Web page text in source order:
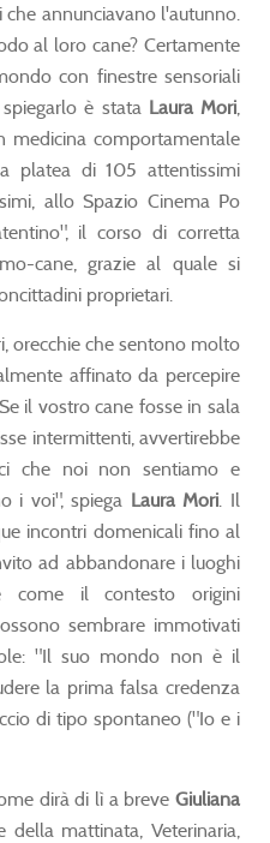
annunciavano l'autunno.
al loro cane? Certamente
con finestre sensoriali
è stata Laura Mori
medicina comportamentale
platea di 105 attentissimi
allo Spazio Cinema Po
il corso di corretta
cane, grazie al quale si
proprietari.
orecchie che sentono molto
affinato da percepire
il vostro cane fosse in sala
intermittenti, avvertirebbe
che noi non sentiamo e
i voi", spiega Laura Mori . Il
incontri domenicali fino al
ad abbandonare i luoghi
il contesto origini
sembrare immotivati
"Il suo mondo non è il
la prima falsa credenza
di tipo spontaneo ("Io e i
dirà di lì a breve Giuliana
della mattinata, Veterinaria,